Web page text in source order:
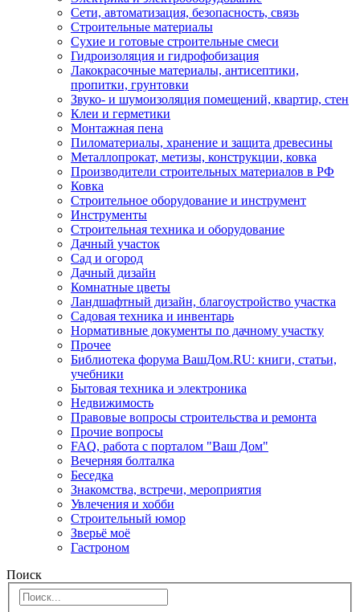
Сети, автоматизация, безопасность, связь
Строительные материалы
Сухие и готовые строительные смеси
Гидроизоляция и гидрофобизация
Лакокрасочные материалы, антисептики,
пропитки, грунтовки
Звуко- и шумоизоляция помещений, квартир, стен
Клеи и герметики
Монтажная пена
Пиломатериалы, хранение и защита древесины
Металлопрокат, метизы, конструкции, ковка
Производители строительных материалов в РФ
Ковка
Строительное оборудование и инструмент
Инструменты
Строительная техника и оборудование
Дачный участок
Сад и огород
Дачный дизайн
Комнатные цветы
Ландшафтный дизайн, благоустройство участка
Садовая техника и инвентарь
Нормативные документы по дачному участку
Прочее
Библиотека форума ВашДом.RU: книги, статьи,
учебники
Бытовая техника и электроника
Недвижимость
Правовые вопросы строительства и ремонта
Прочие вопросы
FAQ, работа с порталом "Ваш Дом"
Вечерняя болталка
Беседка
Знакомства, встречи, мероприятия
Увлечения и хобби
Строительный юмор
Зверьё моё
Гастроном
Поиск